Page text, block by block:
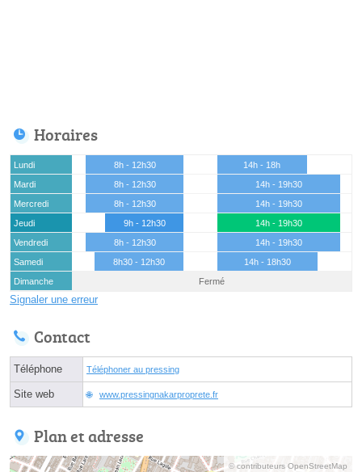
Horaires
Lundi 8h - 12h30
14h - 18h
Mardi
8h - 12h30
14h - 19h30
Mercredi
8h - 12h30
14h - 19h30
Jeudi
9h - 12h30
14h - 19h30
Vendredi
8h - 12h30
14h - 19h30
Samedi
8h30 - 12h30
14h - 18h30
Dimanche
Fermé
Signaler une erreur
Contact
Téléphone Téléphoner au pressing
Site web www.pressingnakarproprete.fr
Plan et adresse
© contributeurs OpenStreetMap